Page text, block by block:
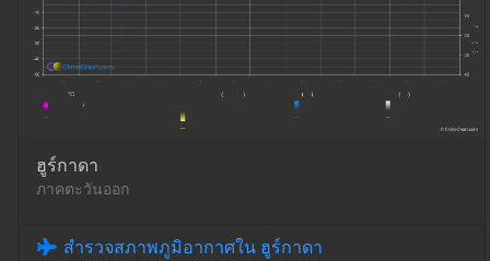
ฮูร์กาดา
ภาคตะวันออก
สำรวจสภาพภูมิอากาศใน ฮูร์กาดา